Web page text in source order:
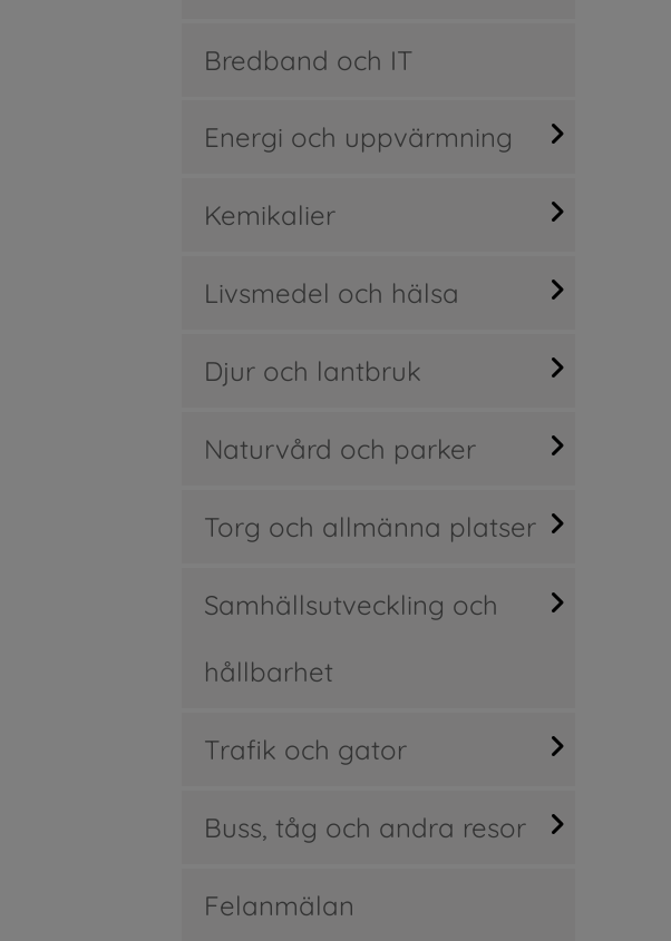
Bredband och IT
Energi och uppvärmning
Kemikalier
Livsmedel och hälsa
Djur och lantbruk
Naturvård och parker
Torg och allmänna platser
Samhällsutveckling och
hållbarhet
Trafik och gator
Buss, tåg och andra resor
Felanmälan